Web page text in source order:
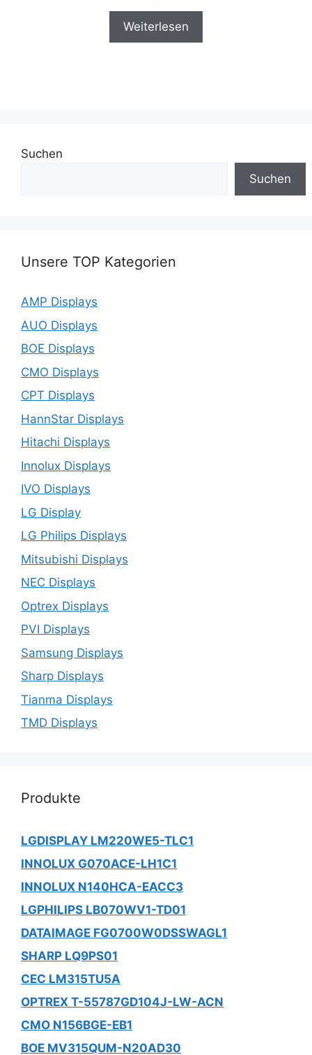
Weiterlesen
Suchen
Suchen
Unsere TOP Kategorien
AMP Displays
AUO Displays
BOE Displays
CMO Displays
CPT Displays
HannStar Displays
Hitachi Displays
Innolux Displays
IVO Displays
LG Display
LG Philips Displays
Mitsubishi Displays
NEC Displays
Optrex Displays
PVI Displays
Samsung Displays
Sharp Displays
Tianma Displays
TMD Displays
Produkte
LGDISPLAY LM220WE5-TLC1
INNOLUX G070ACE-LH1C1
INNOLUX N140HCA-EACC3
LGPHILIPS LB070WV1-TD01
DATAIMAGE FG0700W0DSSWAGL1
SHARP LQ9PS01
CEC LM315TU5A
OPTREX T-55787GD104J-LW-ACN
CMO N156BGE-EB1
BOE MV315QUM-N20AD30